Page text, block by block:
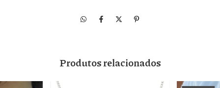
Produtos relacionados